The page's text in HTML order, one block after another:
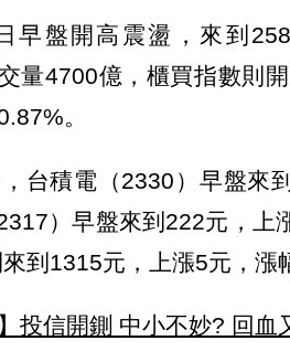
早盤開高震盪，來到
量4700億，櫃買指數則
。
台積電（2330）早盤來
）早盤來到222元，上
來到1315元，上漲5元，漲
投信開鍘 中小不妙? 回血